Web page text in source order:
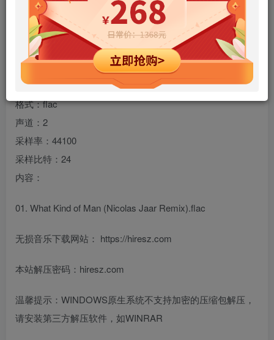
专辑名称：What Kind of Man (Nicolas Jaar Remix) – Single
歌手：Florence + the Machine
类型：另类音乐 音乐 摇滚
规格：1 首
格式：flac
声道：2
采样率：44100
采样比特：24
内容：
01. What Kind of Man (Nicolas Jaar Remix).flac
无损音乐下载网站： https://hiresz.com
本站解压密码：hiresz.com
温馨提示：WINDOWS原生系统不支持加密的压缩包解压，
请安装第三方解压软件，如WINRAR